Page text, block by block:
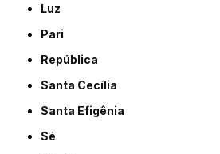
Luz
Pari
República
Santa Cecília
Santa Efigênia
Sé